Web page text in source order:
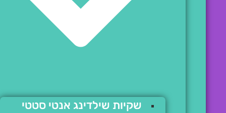
שקיות שילדינג אנטי סטטי